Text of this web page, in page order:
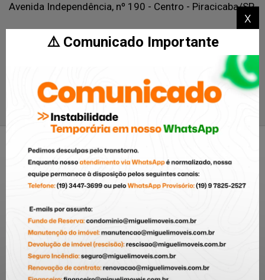
Avenida Independência, nº 190 - Centro - Piracicaba/SP
Características
Cozinha Planejada
Centro - Piracicaba/SP
x
⚠️ Comunicado Importante